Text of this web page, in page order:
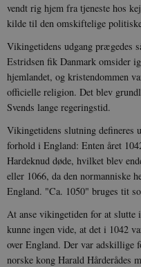
vendt rig hjem fra tjeneste hos
kilde til den omskiftelige
Vikingetidens udgang prægedes
Estridsen fik Danmark omsider
hjemlandet, og kristendommen
officielle religion. Det blev
Svends lange regeringstid.
Vikingetidens slutning
forhold i England: Enten året
Hardeknud døde, hvilket blev
eller 1066, da den normanniske
England. "Ca. 1050" bruges tit
At anse vikingetiden for at slutte
kunne ingen vide, at det i 1042
over England. Der var adskillige
norske kong Harald Hårderådes